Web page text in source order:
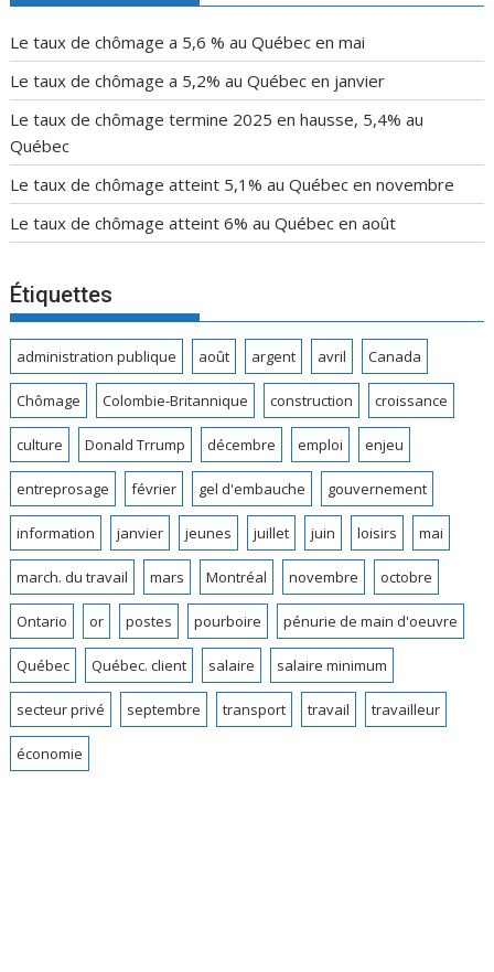
Le taux de chômage a 5,6 % au Québec en mai
Le taux de chômage a 5,2% au Québec en janvier
Le taux de chômage termine 2025 en hausse, 5,4% au
Québec
Le taux de chômage atteint 5,1% au Québec en novembre
Le taux de chômage atteint 6% au Québec en août
Étiquettes
administration publique août argent avril Canada
Chômage Colombie-Britannique construction croissance
culture Donald Trrump décembre emploi enjeu
entreprosage février gel d'embauche gouvernement
information janvier jeunes juillet juin loisirs mai
march. du travail mars Montréal novembre octobre
Ontario or postes pourboire pénurie de main d'oeuvre
Québec Québec. client salaire salaire minimum
secteur privé septembre transport travail travailleur
économie